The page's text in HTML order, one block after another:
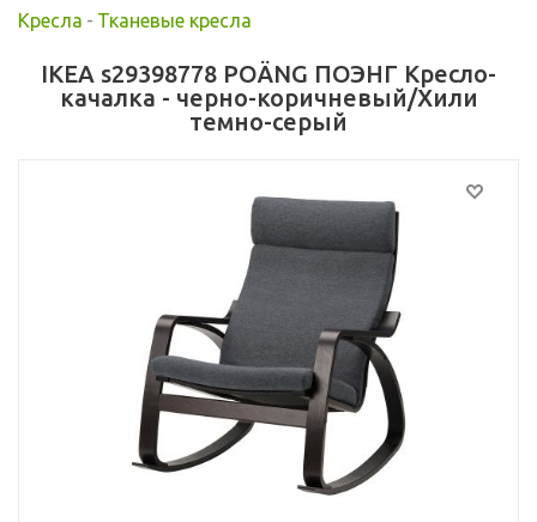
Кресла - Тканевые кресла
IKEA s29398778 POÄNG ПОЭНГ Кресло-
качалка - черно-коричневый/Хили
темно-серый